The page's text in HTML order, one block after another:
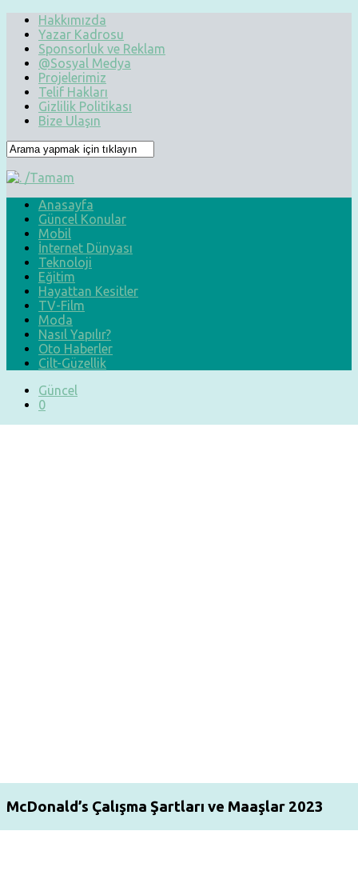
Hakkımızda
Yazar Kadrosu
Sponsorluk ve Reklam
@Sosyal Medya
Projelerimiz
Telif Hakları
Gizlilik Politikası
Bize Ulaşın
Anasayfa
Güncel Konular
Mobil
İnternet Dünyası
Teknoloji
Eğitim
Hayattan Kesitler
TV-Film
Moda
Nasıl Yapılır?
Oto Haberler
Cilt-Güzellik
Güncel
0
McDonald’s Çalışma Şartları ve Maaşlar 2023